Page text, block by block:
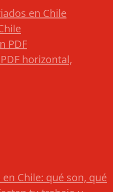
en Chile
PDF
horizontal,
Chile: qué son, qué